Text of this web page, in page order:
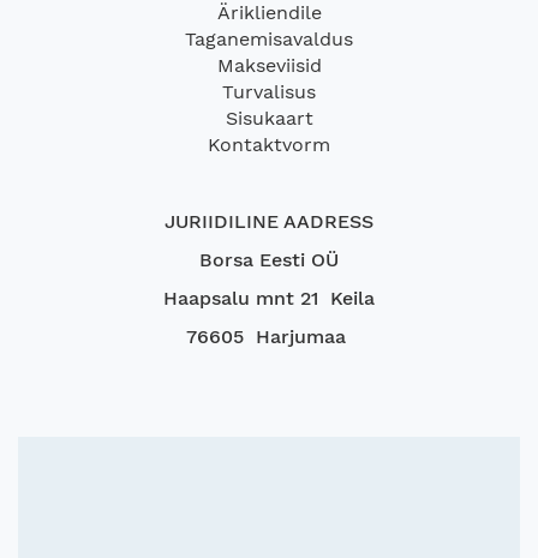
Ärikliendile
Taganemisavaldus
Makseviisid
Turvalisus
Sisukaart
Kontaktvorm
JURIIDILINE AADRESS
Borsa Eesti OÜ
Haapsalu mnt 21 Keila
76605 Harjumaa